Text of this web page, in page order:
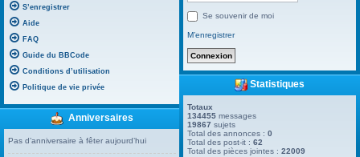
S’enregistrer
Aide
FAQ
Guide du BBCode
Conditions d’utilisation
Politique de vie privée
Anniversaires
Pas d’anniversaire à fêter aujourd’hui
Se souvenir de moi
M’enregistrer
Statistiques
Totaux
134455 messages
19867 sujets
Total des annonces :0
Total des post-it :62
Total des pièces jointes :22009